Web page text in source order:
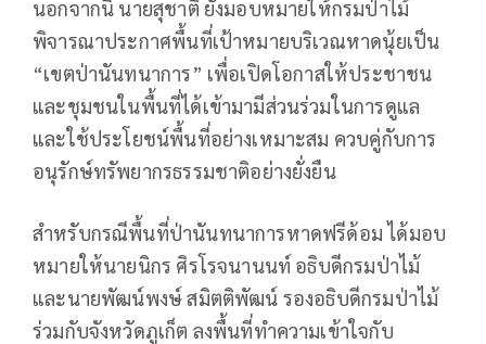
นอกจากนี้ นายสุชาติ ยังมอบหมายให้กรมป่าไม้
พิจารณาประกาศพื้นที่เป้าหมายบริเวณหาดนุ้ยเป็น
“เขตป่านันทนาการ” เพื่อเปิดโอกาสให้ประชาชน
และชุมชนในพื้นที่ได้เข้ามามีส่วนร่วมในการดูแล
และใช้ประโยชน์พื้นที่อย่างเหมาะสม ควบคู่กับการ
อนุรักษ์ทรัพยากรธรรมชาติอย่างยั่งยืน
สำหรับกรณีพื้นที่ป่านันทนาการหาดฟรีด้อม ได้มอบ
หมายให้นายนิกร ศิรโรจนานนท์ อธิบดีกรมป่าไม้
และนายพัฒน์พงษ์ สมิตติพัฒน์ รองอธิบดีกรมป่าไม้
ร่วมกับจังหวัดภูเก็ต ลงพื้นที่ทำความเข้าใจกับ